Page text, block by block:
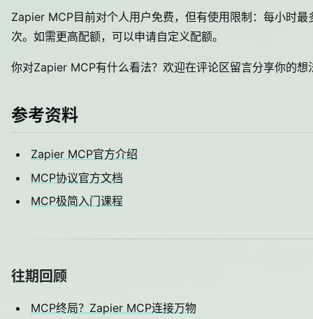
Zapier MCP目前对个人用户免费，但有使用限制：每小时
次。如需更高配额，可以申请自定义配额。
你对Zapier MCP有什么看法？欢迎在评论区留言分享你的想
参考资料
Zapier MCP官方介绍
MCP协议官方文档
MCP极简入门课程
往期回顾
MCP终局？Zapier MCP连接万物